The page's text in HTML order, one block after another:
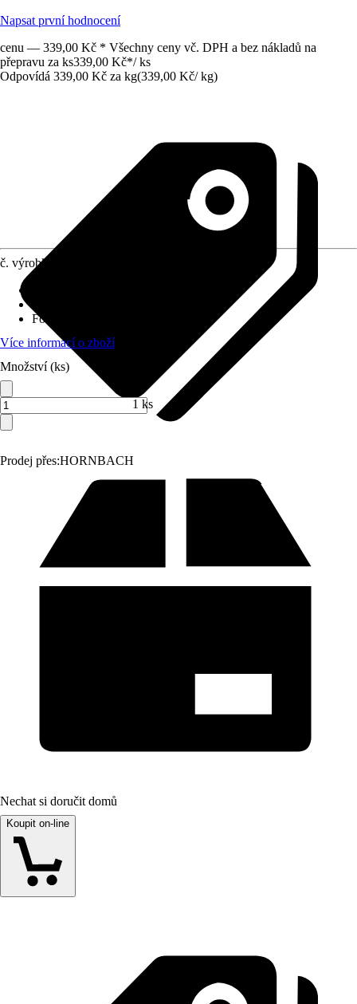
Napsat první hodnocení
cenu — 339,00 Kč * Všechny ceny vč. DPH a bez nákladů na
přepravu za ks339,00 Kč*/ ks
Odpovídá 339,00 Kč za kg(339,00 Kč/ kg)
Prodej přes:HORNBACH
č. výrobku
Forma
Více informací o zboží
Množství (ks)
1 ks
Nechat si doručit domů
Koupit on-line